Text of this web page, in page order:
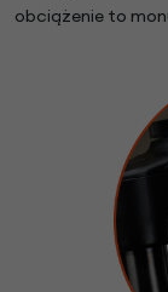
obciążenie to